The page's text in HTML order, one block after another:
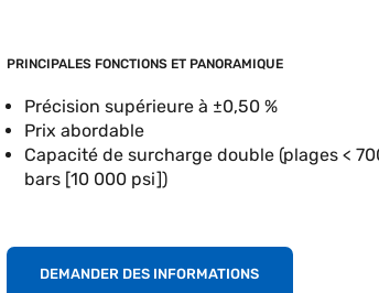
PRINCIPALES FONCTIONS ET PANORAMIQUE
Précision supérieure à ±0,50 %
Prix abordable
Capacité de surcharge double (plages <
bars [10 000 psi])
DEMANDER DES INFORMATIONS